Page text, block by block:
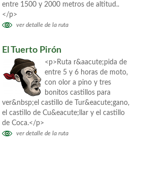
entre 1500 y 2000 metros de altitud..
</p>
ver detalle de la ruta
El Tuerto Pirón
<p>Ruta r&aacute;pida de
entre 5 y 6 horas de moto,
con olor a pino y tres
bonitos castillos para
ver&nbsp;el castillo de Tur&eacute;gano,
el castillo de Cu&eacute;llar y el castillo
de Coca.</p>
ver detalle de la ruta